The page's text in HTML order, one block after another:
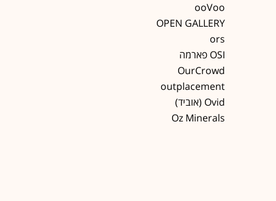
ooVoo
OPEN GALLERY
ors
OSI פארמה
OurCrowd
outplacement
Ovid (אוביד)
Oz Minerals